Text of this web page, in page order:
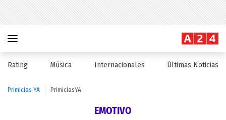
Rating Música Internacionales Últimas Noticias
Primicias YA PrimiciasYA
EMOTIVO